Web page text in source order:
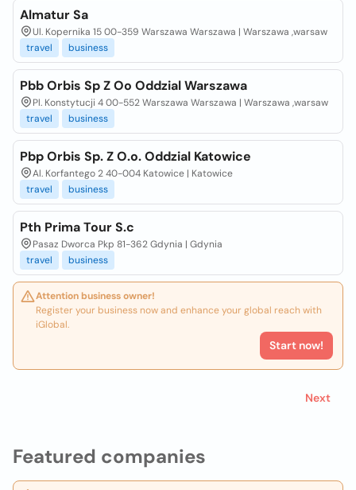
Featured companies
Almatur Sa
Ul. Kopernika 15 00-359 Warszawa Warszawa | Warszawa ,warsaw
travel
business
Pbb Orbis Sp Z Oo Oddzial Warszawa
Pl. Konstytucji 4 00-552 Warszawa Warszawa | Warszawa ,warsaw
travel
business
Pbp Orbis Sp. Z O.o. Oddzial Katowice
Al. Korfantego 2 40-004 Katowice | Katowice
travel
business
Pth Prima Tour S.c
Pasaz Dworca Pkp 81-362 Gdynia | Gdynia
travel
business
Attention business owner!
Register your business now and enhance your global reach with
iGlobal.
Start now!
Next